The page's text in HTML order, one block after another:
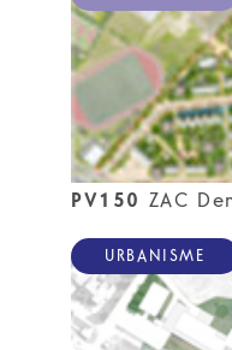
PV150 ZAC
URBANISME